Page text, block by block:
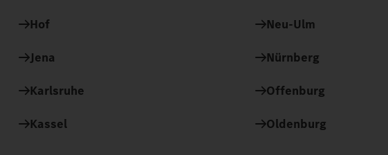
Hof
Jena
Karlsruhe
Kassel
Neu-Ulm
Nürnberg
Offenburg
Oldenburg